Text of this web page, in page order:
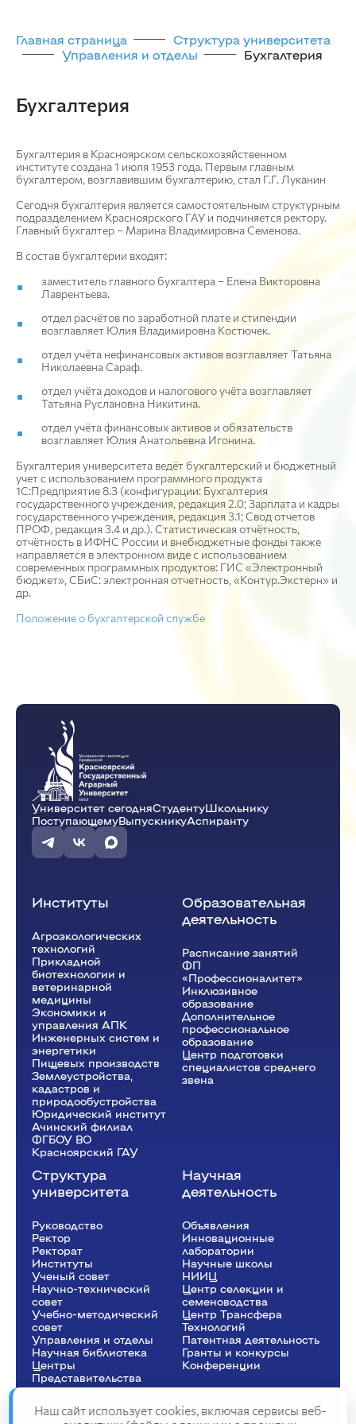
Главная страница
Структура университета
Управления и отделы
Бухгалтерия
Бухгалтерия
Бухгалтерия в Красноярском сельскохозяйственном
институте создана 1 июля 1953 года. Первым главным
бухгалтером, возглавившим бухгалтерию, стал Г.Г. Луканин
Сегодня бухгалтерия является самостоятельным структурным
подразделением Красноярского ГАУ и подчиняется ректору.
Главный бухгалтер – Марина Владимировна Семенова.
В состав бухгалтерии входят:
заместитель главного бухгалтера – Елена Викторовна
Лаврентьева.
отдел расчётов по заработной плате и стипендии
возглавляет Юлия Владимировна Костючек.
отдел учёта нефинансовых активов возглавляет Татьяна
Николаевна Сараф.
отдел учёта доходов и налогового учёта возглавляет
Татьяна Руслановна Никитина.
отдел учёта финансовых активов и обязательств
возглавляет Юлия Анатольевна Игонина.
Бухгалтерия университета ведёт бухгалтерский и бюджетный
учет с использованием программного продукта
1С:Предприятие 8.3 (конфигурации: Бухгалтерия
государственного учреждения, редакция 2.0; Зарплата и кадры
государственного учреждения, редакция 3.1; Свод отчетов
ПРОФ, редакция 3.4 и др.). Статистическая отчётность,
отчётность в ИФНС России и внебюджетные фонды также
направляется в электронном виде с использованием
современных программных продуктов: ГИС «Электронный
бюджет», СБиС: электронная отчетность, «Контур.Экстерн» и
др.
Положение о бухгалтерской службе
Университет сегодняСтудентуШкольнику
ПоступающемуВыпускникуАспиранту
Институты
Агроэкологических
технологий
Прикладной
биотехнологии и
ветеринарной
медицины
Экономики и
управления АПК
Инженерных систем и
энергетики
Пищевых производств
Землеустройства,
кадастров и
природообустройства
Юридический институт
Ачинский филиал
ФГБОУ ВО
Красноярский ГАУ
Образовательная
деятельность
Расписание занятий
ФП
«Профессионалитет»
Инклюзивное
образование
Дополнительное
профессиональное
образование
Центр подготовки
специалистов среднего
звена
Структура
университета
Руководство
Ректор
Рeкторат
Институты
Ученый совет
Научно-технический
совет
Учебно-методический
совет
Управления и отделы
Научная библиотека
Центры
Представительства
Научная
деятельность
Объявления
Инновационные
лаборатории
Научные школы
НИИЦ
Центр селекции и
семеноводства
Центр Трансфера
Технологий
Патентная деятельность
Гранты и конкурсы
Конференции
Наш сайт использует cookies, включая сервисы веб-